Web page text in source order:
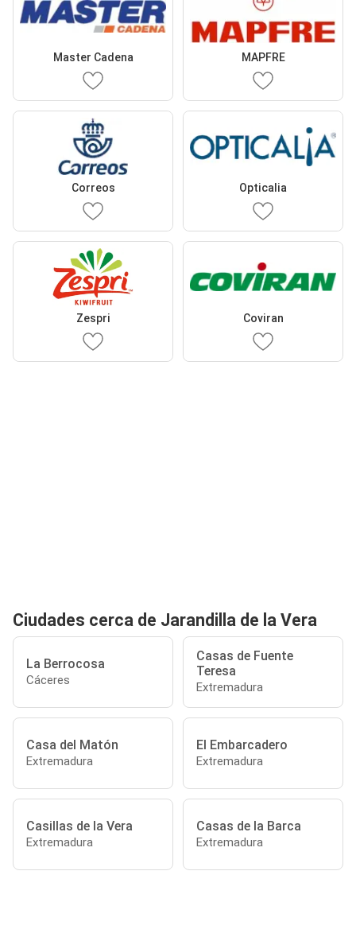
Master Cadena MAPFRE
Correos Opticalia
Zespri Coviran
Ciudades cerca de Jarandilla de la Vera
La Berrocosa
Cáceres
Casas de Fuente
Teresa
Extremadura
Casa del Matón
Extremadura
El Embarcadero
Extremadura
Casillas de la Vera
Extremadura
Casas de la Barca
Extremadura